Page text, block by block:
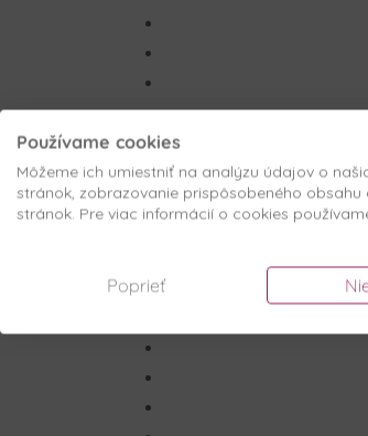
Používame cookies
Môžeme ich umiestniť na analýzu údajov o
stránok, zobrazovanie prispôsobeného
stránok. Pre viac informácií o cookies
Poprieť